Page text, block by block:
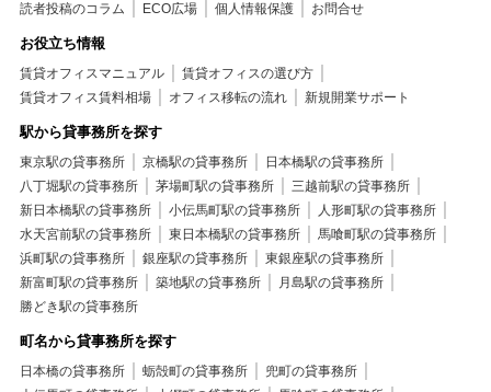
読者投稿のコラム
ECO広場 個人情報保護 お問合せ
お役立ち情報
賃貸オフィスマニュアル
賃貸オフィスの選び方
賃貸オフィス賃料相場
オフィス移転の流れ 新規開業サポート
駅から貸事務所を探す
東京駅の貸事務所 京橋駅の貸事務所
日本橋駅の貸事務所
八丁堀駅の貸事務所
茅場町駅の貸事務所
三越前駅の貸事務所
新日本橋駅の貸事務所
小伝馬町駅の貸事務所
人形町駅の貸事務所
水天宮前駅の貸事務所
東日本橋駅の貸事務所
馬喰町駅の貸事務所
浜町駅の貸事務所
銀座駅の貸事務所
東銀座駅の貸事務所
新富町駅の貸事務所
築地駅の貸事務所
月島駅の貸事務所
勝どき駅の貸事務所
町名から貸事務所を探す
日本橋の貸事務所 蛎殻町の貸事務所
兜町の貸事務所